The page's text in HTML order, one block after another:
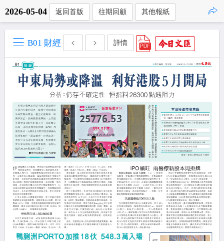
2026-05-04 返回首版 往期回顧 其他報紙
B01 財經 詳情